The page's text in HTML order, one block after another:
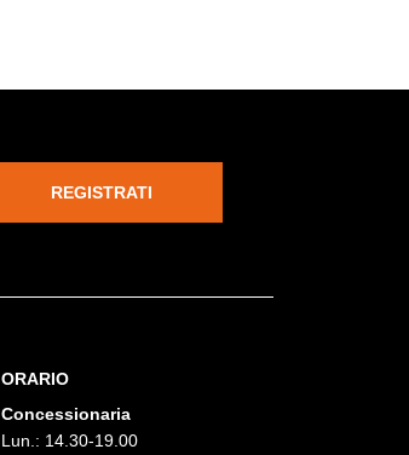
REGISTRATI
ORARIO
Concessionaria
Lun.: 14.30-19.00